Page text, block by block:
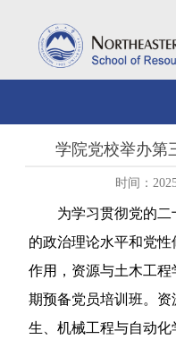
学院党校举办第
时间：
为学习贯彻党的
的政治理论水平和党
作用，资源与土木工
期预备党员培训班。 资
生、机械工程与自动